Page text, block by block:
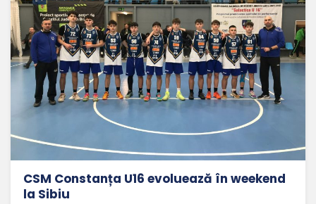
CSM Constanța U16 evoluează în weekend
la Sibiu